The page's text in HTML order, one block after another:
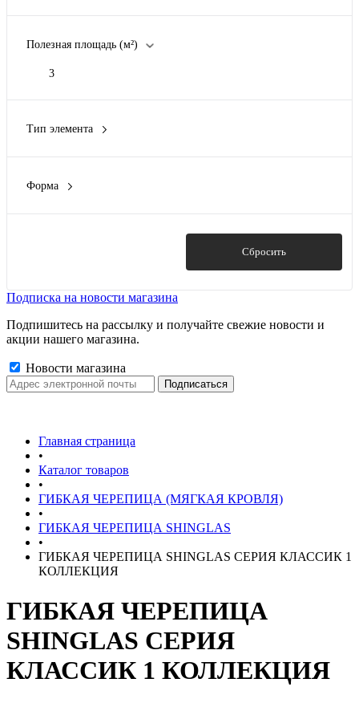
Полезная площадь (м²)
3
Тип элемента
Форма
Сбросить
Подписка на новости магазина
Подпишитесь на рассылку и получайте свежие новости и
акции нашего магазина.
Новости магазина
Главная страница
•
Каталог товаров
•
ГИБКАЯ ЧЕРЕПИЦА (МЯГКАЯ КРОВЛЯ)
•
ГИБКАЯ ЧЕРЕПИЦА SHINGLAS
•
ГИБКАЯ ЧЕРЕПИЦА SHINGLAS СЕРИЯ КЛАССИК 1
КОЛЛЕКЦИЯ
ГИБКАЯ ЧЕРЕПИЦА
SHINGLAS СЕРИЯ
КЛАССИК 1 КОЛЛЕКЦИЯ